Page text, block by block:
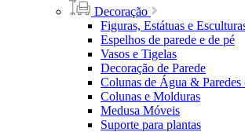
Decoração
Figuras, Estátuas e
Espelhos de parede e de pé
Vasos e Tigelas
Decoração de Parede
Colunas de Água & Paredes
Colunas e Molduras
Medusa Móveis
Suporte para plantas